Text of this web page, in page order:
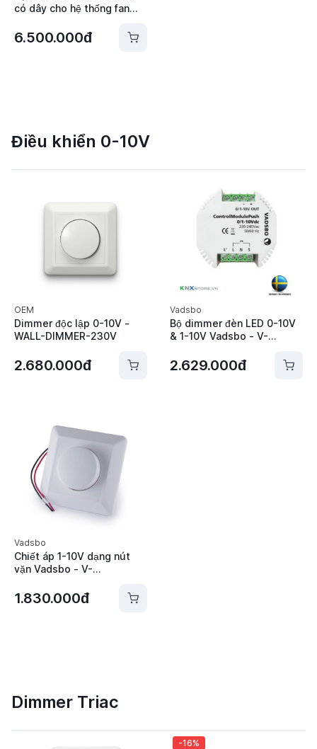
có dây cho hệ thống fan
6.500.000đ
Điều khiển 0-10V
OEM
Dimmer độc lập 0-10V -
WALL-DIMMER-230V
2.680.000đ
Vadsbo
Bộ dimmer đèn LED 0-10V
& 1-10V Vadsbo - V-
2.629.000đ
Vadsbo
Chiết áp 1-10V dạng nút
vặn Vadsbo - V-
1.830.000đ
Dimmer Triac
-16%